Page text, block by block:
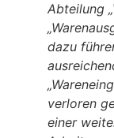
Abteilung
dazu
verloren
einer